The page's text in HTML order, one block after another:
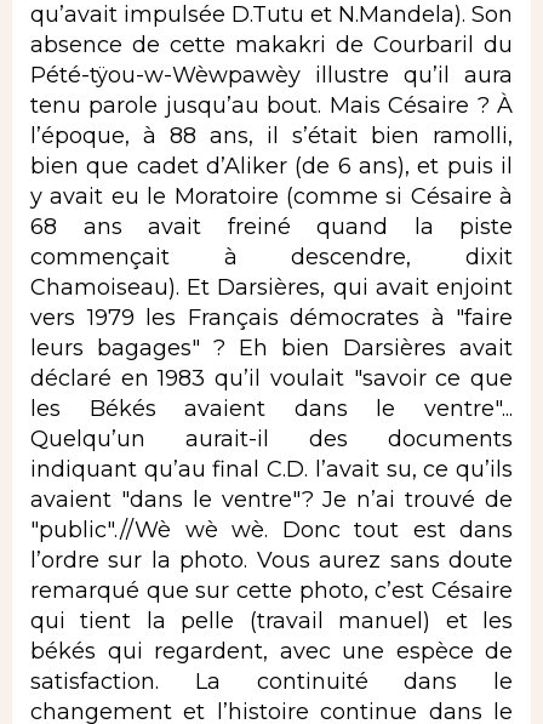
qu’avait impulsée D.Tutu et N.Mandela). Son
absence de cette makakri de Courbaril du
Pété-tÿou-w-Wèwpawèy illustre qu’il aura
tenu parole jusqu’au bout. Mais Césaire ? À
l’époque, à 88 ans, il s’était bien ramolli,
bien que cadet d’Aliker (de 6 ans), et puis il
y avait eu le Moratoire (comme si Césaire à
68 ans avait freiné quand la piste
commençait à descendre, dixit
Chamoiseau). Et Darsières, qui avait enjoint
vers 1979 les Français démocrates à "faire
leurs bagages" ? Eh bien Darsières avait
déclaré en 1983 qu’il voulait "savoir ce que
les Békés avaient dans le ventre"...
Quelqu’un aurait-il des documents
indiquant qu’au final C.D. l’avait su, ce qu’ils
avaient "dans le ventre"? Je n’ai trouvé de
"public".//Wè wè wè. Donc tout est dans
l’ordre sur la photo. Vous aurez sans doute
remarqué que sur cette photo, c’est Césaire
qui tient la pelle (travail manuel) et les
békés qui regardent, avec une espèce de
satisfaction. La continuité dans le
changement et l’histoire continue dans le